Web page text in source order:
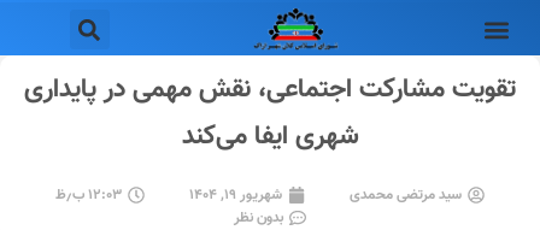
تقویت مشارکت اجتماعی، نقش مهمی در پایداری
شهری ایفا می‌کند
سید مرتضی محمدی شهریور ۱۹, ۱۴۰۴
۱۲:۰۳ ب٫ظ
بدون نظر